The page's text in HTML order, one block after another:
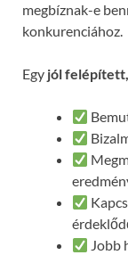
megbíznak-e
konkurenciához.
Egy jól
Jobb